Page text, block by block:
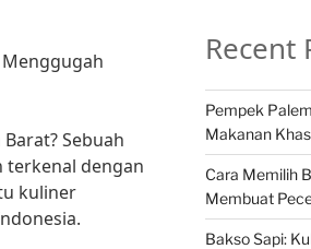
Menggugah
Sebuah
terkenal dengan
kuliner
Recent
Pempek
Makanan
Cara Memilih
Membuat
Bakso Sapi: